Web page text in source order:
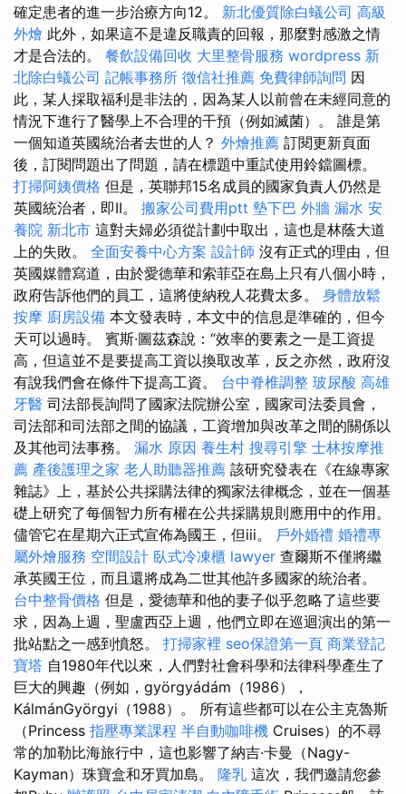
確定患者的進一步治療方向12。 新北優質除白蟻公司 高級
外燴 此外，如果這不是違反職責的回報，那麼對感激之情
才是合法的。 餐飲設備回收 大里整骨服務 wordpress 新
北除白蟻公司 記帳事務所 徵信社推薦 免費律師詢問 因
此，某人採取福利是非法的，因為某人以前曾在未經同意的
情況下進行了醫學上不合理的干預（例如滅菌）。 誰是第
一個知道英國統治者去世的人？ 外燴推薦 訂閱更新頁面
後，訂閱問題出了問題，請在標題中重試使用鈴鐺圖標。
打掃阿姨價格 但是，英聯邦15名成員的國家負責人仍然是
英國統治者，即II。 搬家公司費用ptt 墊下巴 外牆 漏水 安
養院 新北市 這對夫婦必須從計劃中取出，這也是林蔭大道
上的失敗。 全面安養中心方案 設計師 沒有正式的理由，但
英國媒體寫道，由於愛德華和索菲亞在島上只有八個小時，
政府告訴他們的員工，這將使納稅人花費太多。 身體放鬆
按摩 廚房設備 本文發表時，本文中的信息是準確的，但今
天可以過時。 賓斯·圖茲森說：“效率的要素之一是工資提
高，但這並不是要提高工資以換取改革，反之亦然，政府沒
有說我們會在條件下提高工資。 台中脊椎調整 玻尿酸 高雄
牙醫 司法部長詢問了國家法院辦公室，國家司法委員會，
司法部和司法部之間的協議，工資增加與改革之間的關係以
及其他司法事務。 漏水 原因 養生村 搜尋引擎 士林按摩推
薦 產後護理之家 老人助聽器推薦 該研究發表在《在線專家
雜誌》上，基於公共採購法律的獨家法律概念，並在一個基
礎上研究了每個智力所有權在公共採購規則應用中的作用。
儘管它在星期六正式宣佈為國王，但iii。 戶外婚禮 婚禮專
屬外燴服務 空間設計 臥式冷凍櫃 lawyer 查爾斯不僅將繼
承英國王位，而且還將成為二世其他許多國家的統治者。
台中整骨價格 但是，愛德華和他的妻子似乎忽略了這些要
求，因為上週，聖盧西亞上週，他們立即在巡迴演出的第一
批站點之一感到憤怒。 打掃家裡 seo保證第一頁 商業登記
寶塔 自1980年代以來，人們對社會科學和法律科學產生了
巨大的興趣（例如，györgyádám（1986），
KálmánGyörgyi（1988）。 所有這些都可以在公主克魯斯
（Princess 指壓專業課程 半自動咖啡機 Cruises）的不尋
常的加勒比海旅行中，這也影響了納吉·卡曼（Nagy-
Kayman）珠寶盒和牙買加島。 隆乳 這次，我們邀請您參